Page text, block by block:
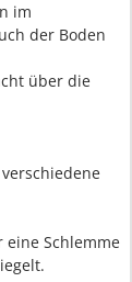
im
der Boden
über die
eine Schlemme